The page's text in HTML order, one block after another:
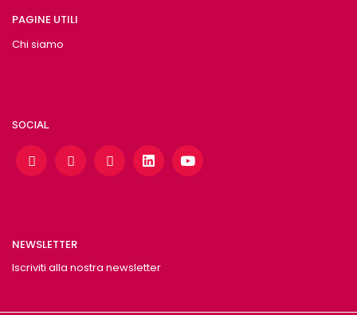
PAGINE UTILI
Chi siamo
SOCIAL
NEWSLETTER
Iscriviti alla nostra newsletter